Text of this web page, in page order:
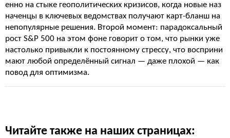
енно на стыке геополитических кризисов, когда новые наз
наченцы в ключевых ведомствах получают карт-бланш на
непопулярные решения. Второй момент: парадоксальный
рост S&P 500 на этом фоне говорит о том, что рынки уже
настолько привыкли к постоянному стрессу, что восприни
мают любой определённый сигнал — даже плохой — как
повод для оптимизма.
Читайте также на наших страницах: